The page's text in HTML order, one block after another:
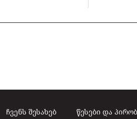
ჩვენს შესახებ წესები და